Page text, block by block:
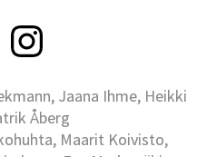
Jaana Ihme, Heikki
Åberg
Maarit Koivisto,